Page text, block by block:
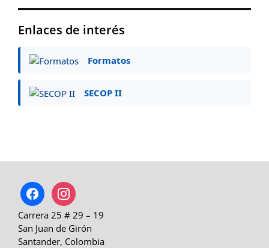
Enlaces de interés
Formatos
SECOP II
facebookinstagram
Carrera 25 # 29 – 19
San Juan de Girón
Santander, Colombia